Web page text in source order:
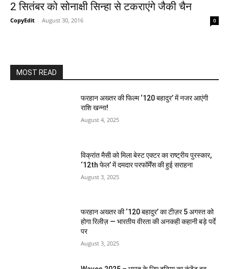
2 सितंबर को सोनाक्षी सिन्‍हा से टकराएंगे जैकी चैन
CopyEdit - August 30, 2016 0
MOST READ
फरहान अख्तर की फिल्म ‘120 बहादुर’ में नजर आएंगी
राशि खन्ना!
August 4, 2025
विक्रांत मैसी को मिला बेस्ट एक्टर का राष्ट्रीय पुरस्कार,
‘12th फेल’ में दमदार परफॉर्मेंस की हुई सराहना
August 3, 2025
फरहान अख्तर की ‘120 बहादुर’ का टीज़र 5 अगस्त को
होगा रिलीज़ — भारतीय वीरता की अनकही कहानी बड़े पर्दे
पर
August 3, 2025